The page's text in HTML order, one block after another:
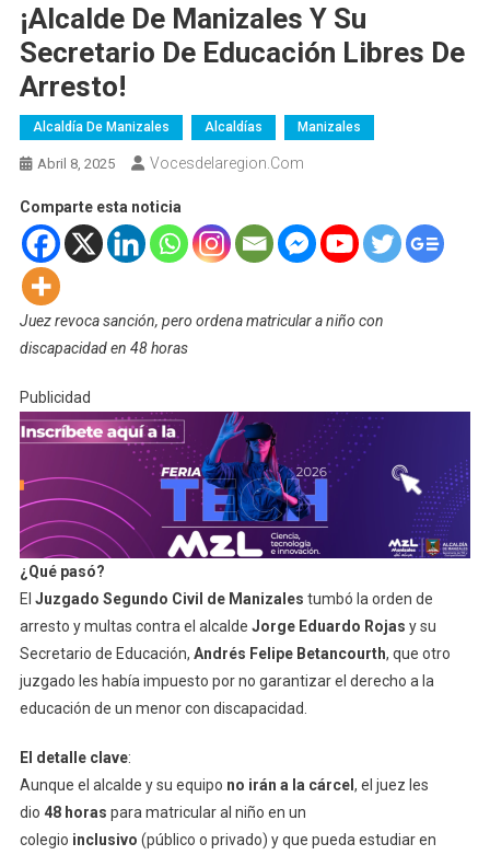
¡Alcalde De Manizales Y Su
Secretario De Educación Libres De
Arresto!
Alcaldía De Manizales Alcaldías Manizales
Abril 8, 2025 Vocesdelaregion.com
Comparte esta noticia
Juez revoca sanción, pero ordena matricular a niño con
discapacidad en 48 horas
Publicidad
¿Qué pasó?
El Juzgado Segundo Civil de Manizales tumbó la orden de
arresto y multas contra el alcalde Jorge Eduardo Rojas y su
Secretario de Educación, Andrés Felipe Betancourth, que otro
juzgado les había impuesto por no garantizar el derecho a la
educación de un menor con discapacidad.
El detalle clave:
Aunque el alcalde y su equipo no irán a la cárcel , el juez les
dio 48 horas para matricular al niño en un
colegio inclusivo (público o privado) y que pueda estudiar en